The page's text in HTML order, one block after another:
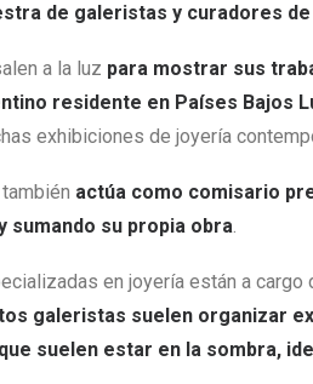
de galeristas y curadores
a la luz para mostrar sus
residente en Países Bajos
exhibiciones de joyería
actúa como comisario
sumando su propia obra.
en joyería están a cargo
galeristas suelen organizar
suelen estar en la sombra,